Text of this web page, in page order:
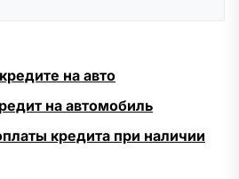
на авто
на автомобиль
кредита при наличии